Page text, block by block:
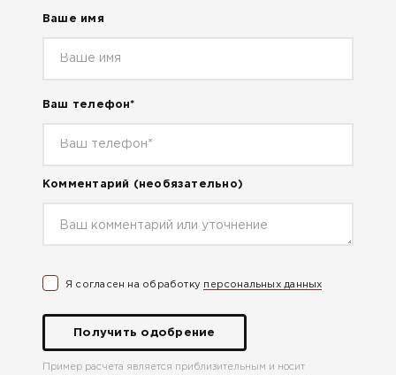
Ваше имя
Ваш телефон*
Комментарий (необязательно)
Я согласен на обработку персональных данных
Получить одобрение
Пример расчета является приблизительным и носит